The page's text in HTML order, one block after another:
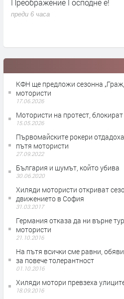
Преображение Господне е!
преди 6 часа
КФН ще предложи сезонна
мотористи
17.06.2026
Мотористи на протест,
15.05.2026
Първомайските рокери
пътя мотористи
27.09.2022
България и шумът, който убива
30.06.2020
Хиляди мотористи откриват
движението в София
31.03.2017
Германия отказа да ни върне
мотористи
21.10.2016
На пътя всички сме равни,
за повече толерантност
01.10.2016
Хиляди мотори превзеха
18.09.2016